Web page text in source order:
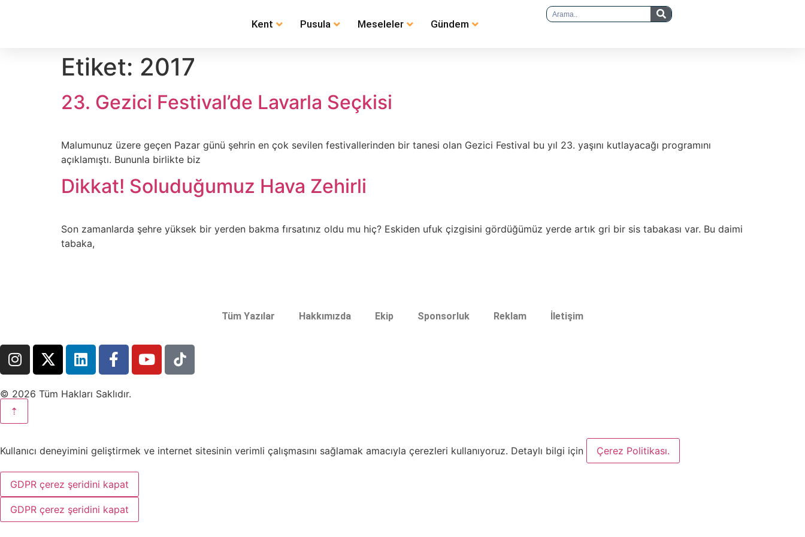
Kent Pusula Meseleler Gündem
Etiket: 2017
23. Gezici Festival’de Lavarla Seçkisi
Malumunuz üzere geçen Pazar günü şehrin en çok sevilen festivallerinden bir tanesi olan Gezici Festival bu yıl 23. yaşını kutlayacağı programını
açıklamıştı. Bununla birlikte biz
Dikkat! Soluduğumuz Hava Zehirli
Son zamanlarda şehre yüksek bir yerden bakma fırsatınız oldu mu hiç? Eskiden ufuk çizgisini gördüğümüz yerde artık gri bir sis tabakası var. Bu daimi
tabaka,
Tüm Yazılar Hakkımızda Ekip Sponsorluk Reklam İletişim
© 2026 Tüm Hakları Saklıdır.
⇡
Kullanıcı deneyimini geliştirmek ve internet sitesinin verimli çalışmasını sağlamak amacıyla çerezleri kullanıyoruz. Detaylı bilgi için Çerez Politikası.
GDPR çerez şeridini kapat
GDPR çerez şeridini kapat